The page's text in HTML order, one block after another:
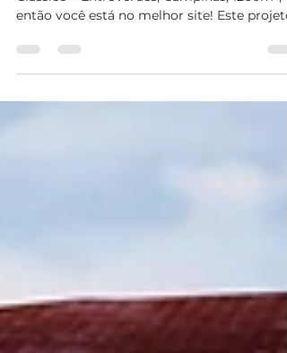
Se você esta buscando Projeto de Casa
então você está no melhor site! Este projeto
de...